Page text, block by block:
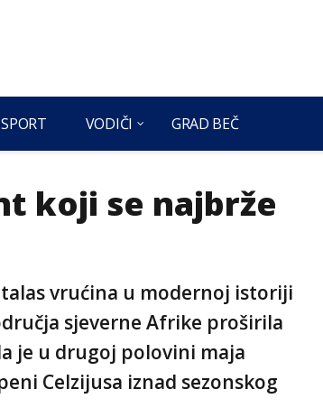
SPORT VODIČI GRAD BEČ
koji se najbrže
vrućina u modernoj istoriji
sjeverne Afrike proširila
je u drugoj polovini maja
Celzijusa iznad sezonskog